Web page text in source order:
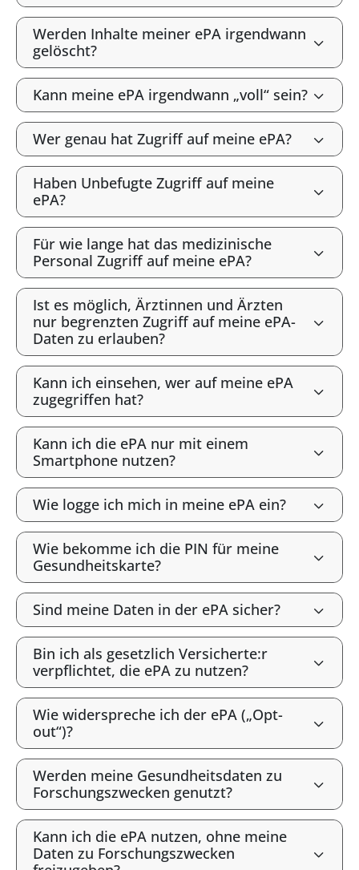
Werden Inhalte meiner ePA irgendwann
gelöscht?
Kann meine ePA irgendwann „voll“ sein?
Wer genau hat Zugriff auf meine ePA?
Haben Unbefugte Zugriff auf meine
ePA?
Für wie lange hat das medizinische
Personal Zugriff auf meine ePA?
Ist es möglich, Ärztinnen und Ärzten
nur begrenzten Zugriff auf meine ePA-
Daten zu erlauben?
Kann ich einsehen, wer auf meine ePA
zugegriffen hat?
Kann ich die ePA nur mit einem
Smartphone nutzen?
Wie logge ich mich in meine ePA ein?
Wie bekomme ich die PIN für meine
Gesundheitskarte?
Sind meine Daten in der ePA sicher?
Bin ich als gesetzlich Versicherte:r
verpflichtet, die ePA zu nutzen?
Wie widerspreche ich der ePA („Opt-
out“)?
Werden meine Gesundheitsdaten zu
Forschungszwecken genutzt?
Kann ich die ePA nutzen, ohne meine
Daten zu Forschungszwecken